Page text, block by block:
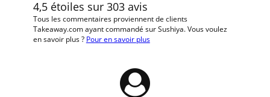
4,5 étoiles sur 303 avis
Tous les commentaires proviennent de clients
Takeaway.com ayant commandé sur Sushiya. Vous voulez
en savoir plus ? Pour en savoir plus